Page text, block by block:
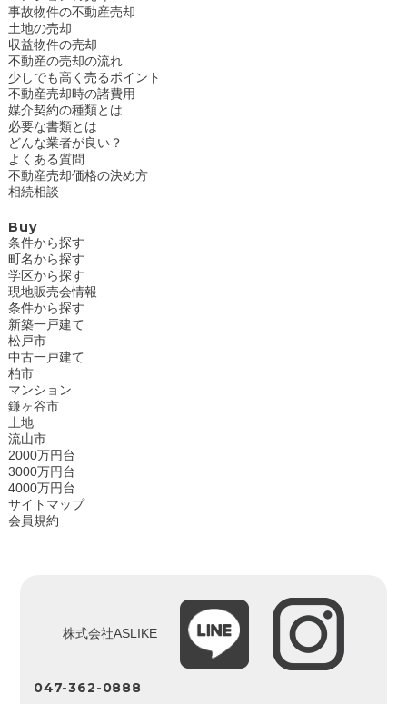
事故物件の不動産売却
土地の売却
収益物件の売却
不動産の売却の流れ
少しでも高く売るポイント
不動産売却時の諸費用
媒介契約の種類とは
必要な書類とは
どんな業者が良い？
よくある質問
不動産売却価格の決め方
相続相談
Buy
条件から探す
町名から探す
学区から探す
現地販売会情報
条件から探す
新築一戸建て
松戸市
中古一戸建て
柏市
マンション
鎌ヶ谷市
土地
流山市
2000万円台
3000万円台
4000万円台
サイトマップ
会員規約
株式会社ASLIKE
047-362-0888